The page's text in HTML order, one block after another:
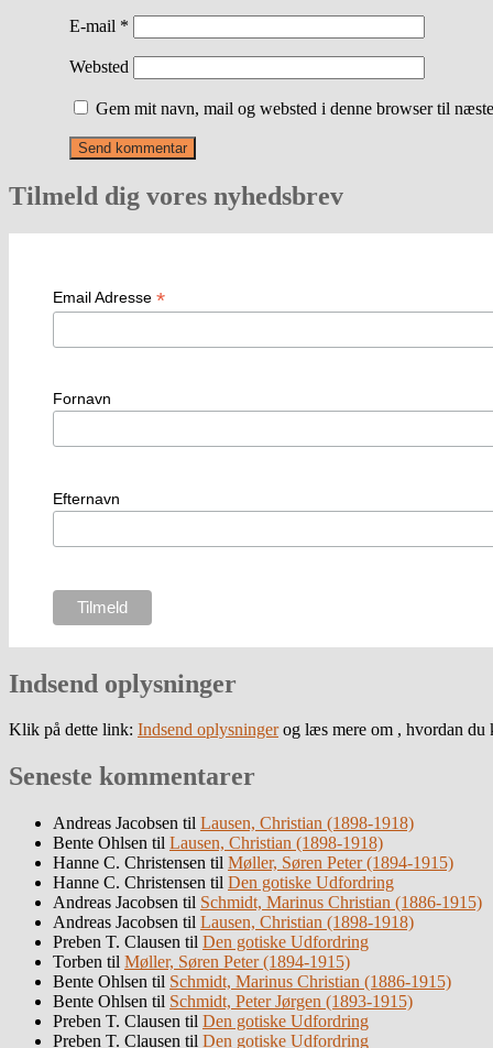
E-mail *
Websted
Gem mit navn, mail og websted i denne browser til
Tilmeld dig vores nyhedsbrev
Email Adresse *
Fornavn
Efternavn
Indsend oplysninger
Klik på dette link: Indsend oplysningerog læs mere om , hvordan du
Seneste kommentarer
Andreas Jacobsen til Lausen, Christian (1898-1918)
Bente Ohlsen til Lausen, Christian (1898-1918)
Hanne C. Christensen til Møller, Søren Peter (1894-1915)
Hanne C. Christensen til Den gotiske Udfordring
Andreas Jacobsen til Schmidt, Marinus Christian (1886-1915)
Andreas Jacobsen til Lausen, Christian (1898-1918)
Preben T. Clausen til Den gotiske Udfordring
Torben til Møller, Søren Peter (1894-1915)
Bente Ohlsen til Schmidt, Marinus Christian (1886-1915)
Bente Ohlsen til Schmidt, Peter Jørgen (1893-1915)
Preben T. Clausen til Den gotiske Udfordring
Preben T. Clausen til Den gotiske Udfordring